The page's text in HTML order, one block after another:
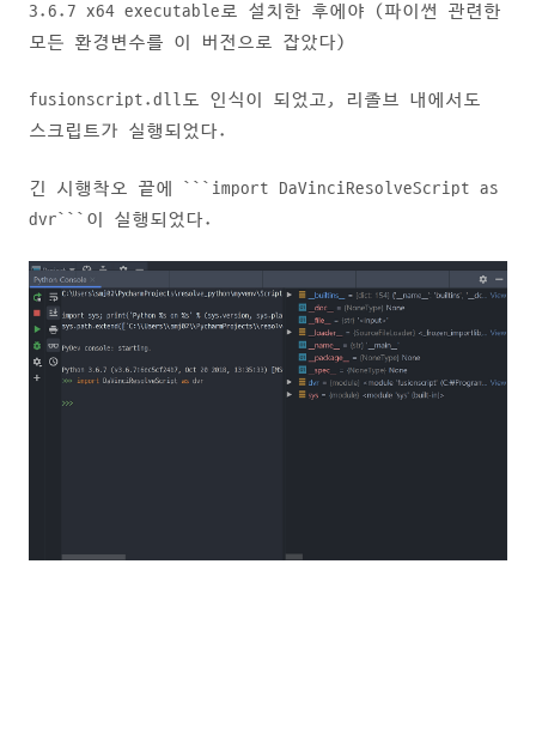
3.6.7 x64 executable로 설치한 후에야 (파이썬 관련한
모든 환경변수를 이 버전으로 잡았다)
fusionscript.dll도 인식이 되었고, 리졸브 내에서도
스크립트가 실행되었다.
긴 시행착오 끝에 ```import DaVinciResolveScript as
dvr```이 실행되었다.